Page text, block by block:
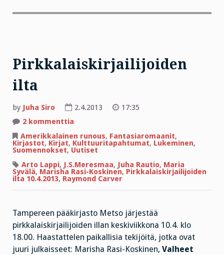
Pirkkalaiskirjailijoiden
ilta
by Juha Siro 2.4.2013
17:35
2 kommenttia
ilta
Amerikkalainen runous, Fantasiaromaanit,
Kirjastot, Kirjat, Kulttuuritapahtumat, Lukeminen,
Suomennokset, Uutiset
Arto Lappi, J.S.Meresmaa, Juha Rautio, Maria
Syvälä, Marisha Rasi-Koskinen, Pirkkalaiskirjailijoiden
ilta 10.4.2013, Raymond Carver
Tampereen pääkirjasto Metso järjestää
pirkkalaiskirjailijoiden illan keskiviikkona 10.4. klo
18.00. Haastattelen paikallisia tekijöitä, jotka ovat
juuri julkaisseet: Marisha Rasi-Koskinen, Valheet